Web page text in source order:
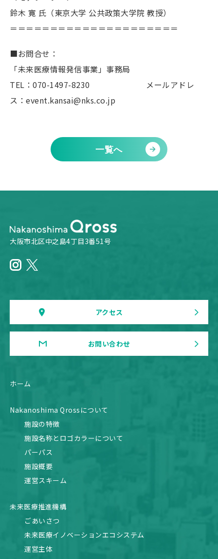
鈴木 寛 氏（東京大学 公共政策大学院 教授）
＝＝＝＝＝＝＝＝＝＝＝＝＝＝＝＝＝＝＝＝＝
■お問合せ：
「未来医療情報発信事業」事務局
TEL：070-1497-8230 メールアドレ
ス：event.kansai@nks.co.jp
一覧へ
大阪市北区中之島4丁目3番51号
アクセス
お問い合わせ
ホーム
Nakanoshima Qrossについて
施設の特徴
施設名称とロゴカラーについて
パーパス
施設概要
運営スキーム
未来医療推進機構
ごあいさつ
未来医療イノベーションエコシステム
運営主体